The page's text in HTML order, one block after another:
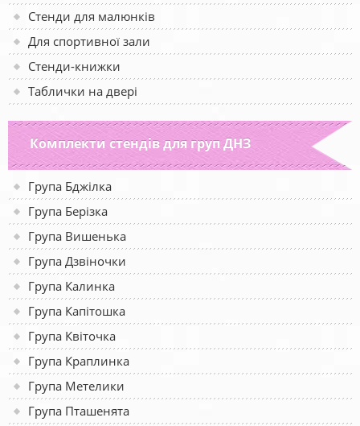
Стенди для малюнків
Для спортивної зали
Стенди-книжки
Таблички на двері
Комплекти стендів для груп ДНЗ
Група Бджілка
Група Берізка
Група Вишенька
Група Дзвіночки
Група Калинка
Група Капітошка
Група Квіточка
Група Краплинка
Група Метелики
Група Пташенята